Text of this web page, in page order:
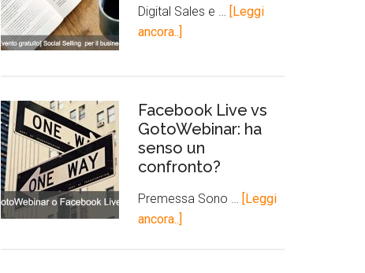
Digital Sales e …
[Leggi
ancora..]
Facebook Live vs
GotoWebinar: ha
senso un
confronto?
Premessa Sono …
[Leggi
ancora..]